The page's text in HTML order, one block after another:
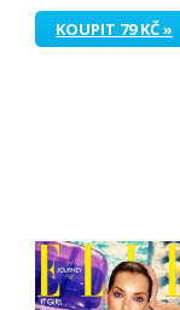
KOUPIT 79 KČ »